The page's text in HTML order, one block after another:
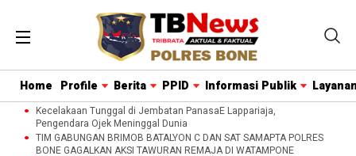
Home Profile Berita PPID Informasi Publik
Kecelakaan Tunggal di Jembatan PanasaE Lappariaja,
Pengendara Ojek Meninggal Dunia
TIM GABUNGAN BRIMOB BATALYON C DAN SAT SAMAPTA POLRES
BONE GAGALKAN AKSI TAWURAN REMAJA DI WATAMPONE